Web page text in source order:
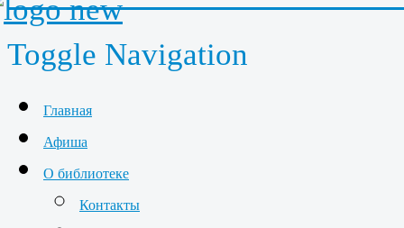
Toggle Navigation
Главная
Афиша
О библиотеке
Контакты